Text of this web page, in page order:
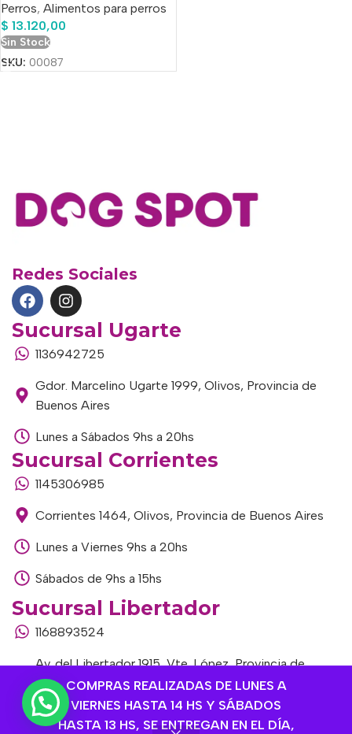
COMPRAS REALIZADAS DE LUNES A
VIERNES HASTA 14 HS Y SÁBADOS
HASTA 13 HS, SE ENTREGAN EN EL DÍA,
Perros, Alimentos para perros
$ 13.120,00
Sin Stock
SKU: 00087
Redes Sociales
Sucursal Ugarte
1136942725
Gdor. Marcelino Ugarte 1999, Olivos, Provincia de
Buenos Aires
Lunes a Sábados 9hs a 20hs
Sucursal Corrientes
1145306985
Corrientes 1464, Olivos, Provincia de Buenos Aires
Lunes a Viernes 9hs a 20hs
Sábados de 9hs a 15hs
Sucursal Libertador
1168893524
Av. del Libertador 1915, Vte. López, Provincia de
Buenos Aires
Lunes a Viernes de 9hs a 13hs / 16hs a 20hs